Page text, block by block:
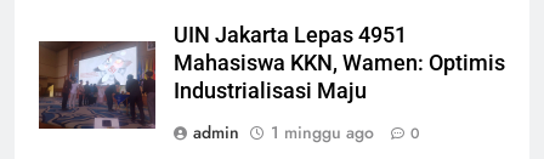
UIN Jakarta Lepas 4951
Mahasiswa KKN, Wamen: Optimis
Industrialisasi Maju
admin
1 minggu ago 0